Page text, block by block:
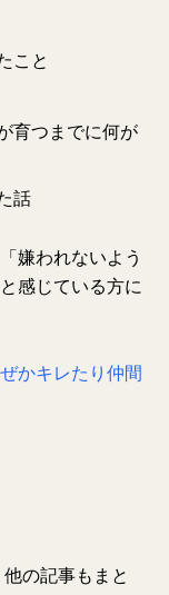
こと
育つまでに何が
話
嫌われないよう
感じている方に
かキレたり仲間
の記事もまと